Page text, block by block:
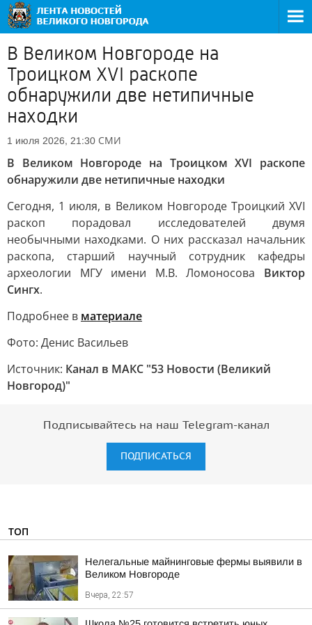
В Великом Новгороде на
Троицком XVI раскопе
обнаружили две нетипичные
находки
1 июля 2026, 21:30 СМИ
В Великом Новгороде на Троицком XVI раскопе
обнаружили две нетипичные находки
Сегодня, 1 июля, в Великом Новгороде Троицкий XVI
раскоп порадовал исследователей двумя
необычными находками. О них рассказал начальник
раскопа, старший научный сотрудник кафедры
археологии МГУ имени М.В. Ломоносова Виктор
Сингх.
Подробнее в материале
Фото: Денис Васильев
Источник: Канал в МАКС "53 Новости (Великий
Новгород)"
Подписывайтесь на наш Telegram-канал
ПОДПИСАТЬСЯ
ТОП
Нелегальные майнинговые фермы выявили в
Великом Новгороде
Вчера, 22:57